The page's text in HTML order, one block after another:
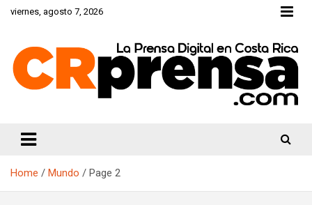
Skipviernes, agosto 7, 2026
Home Mundo Page 2